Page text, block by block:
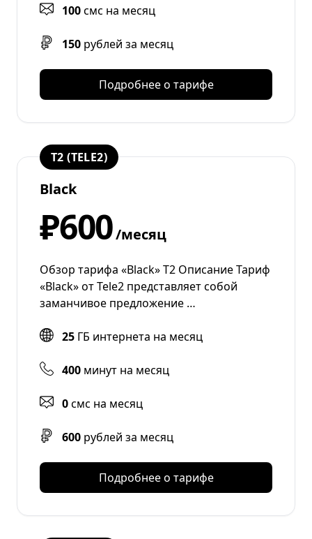
100смс на месяц
150 рублей за месяц
Подробнее о тарифе
T2 (TELE2)
Black
₽600/месяц
Обзор тарифа «Black» Т2 Описание Тариф
«Black» от Tele2 представляет собой
заманчивое предложение …
25 ГБ интернета на месяц
400 минут на месяц
0смс на месяц
600 рублей за месяц
Подробнее о тарифе